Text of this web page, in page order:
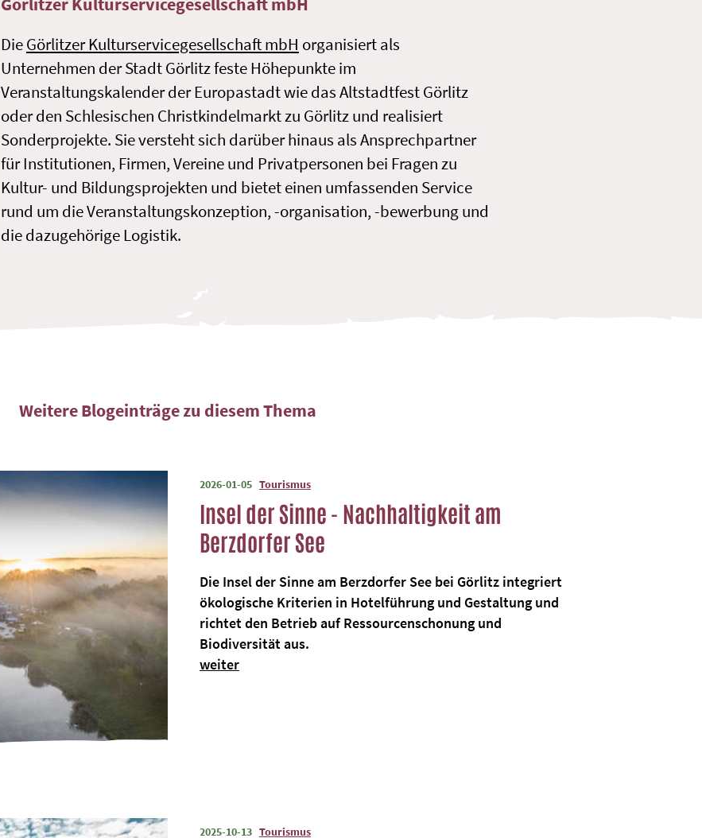
DieGörlitzer Kulturservicegesellschaft mbH organisiert als
Unternehmen der Stadt Görlitz feste Höhepunkte im
Veranstaltungskalender der Europastadt wie das Altstadtfest Görlitz
oder den Schlesischen Christkindelmarkt zu Görlitz und realisiert
Sonderprojekte. Sie versteht sich darüber hinaus als Ansprechpartner
für Institutionen, Firmen, Vereine und Privatpersonen bei Fragen zu
Kultur- und Bildungsprojekten und bietet einen umfassenden Service
rund um die Veranstaltungskonzeption, -organisation, -bewerbung und
die dazugehörige Logistik.
Weitere Blogeinträge zu diesem Thema
2026-01-05 Tourismus
Insel der Sinne - Nachhaltigkeit am
Berzdorfer See
Die Insel der Sinne am Berzdorfer See bei Görlitz integriert
ökologische Kriterien in Hotelführung und Gestaltung und
richtet den Betrieb auf Ressourcenschonung und
Biodiversität aus.
weiter
2025-10-13 Tourismus